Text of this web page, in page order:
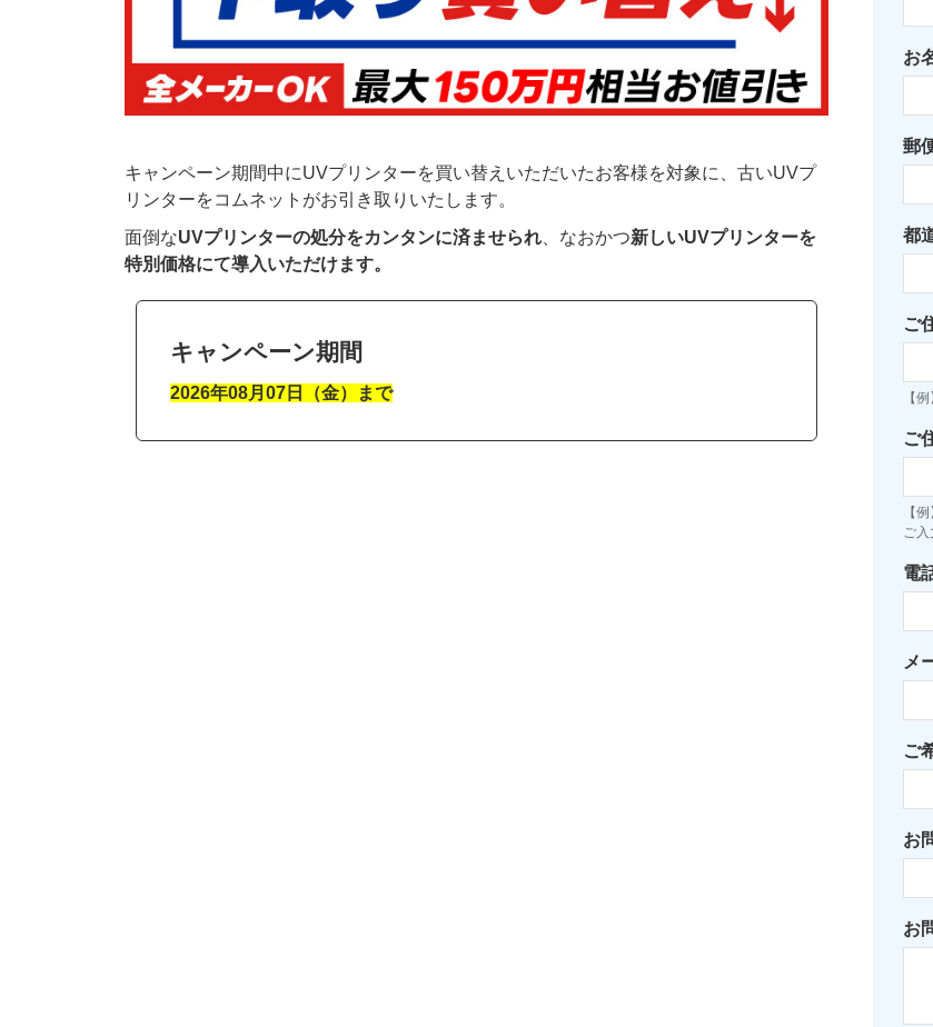
キャンペーン期間中にUVプリンターを買い替えいただいたお客様を対象に、古いUVプ
リンターをコムネットがお引き取りいたします。
面倒なUVプリンターの処分をカンタンに済ませられ 、なおかつ新しいUVプリンターを
特別価格にて導入いただけます。
キャンペーン期間
2026年08月07日（金）まで
お
郵
都
ご
【
ご
【
ご入
電
メ
ご
お
お